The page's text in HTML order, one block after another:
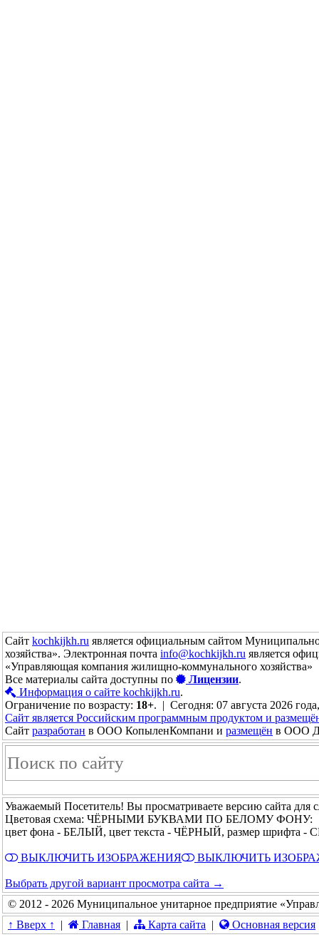
Сайт kochkijkh.ru является официальным сайтом
хозяйства». Электронная почта info@kochkijkh.ru является
«Управляющая компания жилищно-коммунального хозяйства»
Все материалы сайта доступны по
Лицензии.
Информация о сайте kochkijkh.ru.
Ограничение по возрасту: 18+. | Сегодня: 07 августа 2026
Сайт является Российским программным продуктом и
Сайт разработан в ООО КопыленКомпани и размещён в ООО
Уважаемый Посетитель! Вы просматриваете версию сайта для
Цветовая схема: ЧЁРНЫМИ БУКВАМИ ПО БЕЛОМУ ФОНУ:
цвет фона - БЕЛЫЙ, цвет текста - ЧЁРНЫЙ, размер шрифта
ВЫКЛЮЧИТЬ ИЗОБРАЖЕНИЯ ВЫКЛЮЧИТЬ
Выбрать другой вариант просмотра сайта →
© 2012 - 2026 Муниципальное унитарное предприятие
↑ Вверх ↑
| Главная | Карта сайта | Основная версия